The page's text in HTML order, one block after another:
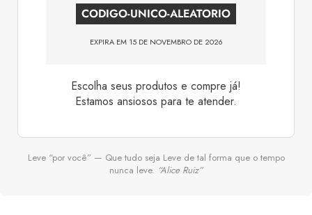
CODIGO-UNICO-ALEATORIO
EXPIRA EM 15 DE NOVEMBRO DE 2026
Escolha seus produtos e compre já!
Estamos ansiosos para te atender.
Leve “por você” — Que tudo seja Leve de tal forma que o tempo
nunca leve. “Alice Ruiz”